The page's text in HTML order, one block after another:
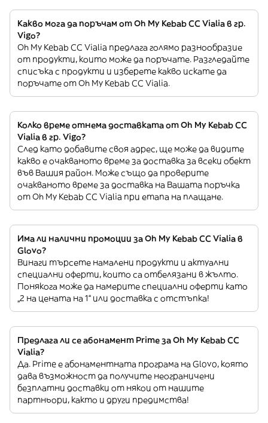
Какво мога да поръчам от Oh My Kebab CC Vialia в гр.
Vigo?
Oh My Kebab CC Vialia предлага голямо разнообразие
от продукти, които може да поръчате. Разгледайте
списъка с продукти и изберете какво искате да
поръчате от Oh My Kebab CC Vialia.
Колко време отнема доставката от Oh My Kebab CC
Vialia в гр. Vigo?
След като добавите своя адрес, ще може да видите
какво е очакваното време за доставка за всеки обект
във Вашия район. Може също да проверите
очакваното време за доставка на Вашата поръчка
от Oh My Kebab CC Vialia при етапа на плащане.
Има ли налични промоции за Oh My Kebab CC Vialia в
Glovo?
Винаги търсете намалени продукти и актуални
специални оферти, които са отбелязани в жълто.
Понякога може да намерите специални оферти като
„2 на цената на 1“ или доставка с отстъпка!
Предлага ли се абонамент Prime за Oh My Kebab CC
Vialia?
Да. Prime е абонаментната програма на Glovo, която
дава възможност да получите неограничени
безплатни доставки от някои от нашите
партньори, както и други предимства!